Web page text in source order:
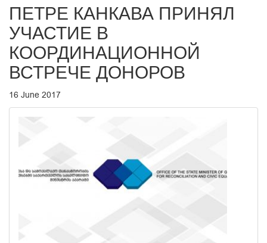
ПЕТРЕ КАНКАВА ПРИНЯЛ
УЧАСТИЕ В
КООРДИНАЦИОННОЙ
ВСТРЕЧЕ ДОНОРОВ
16 June 2017